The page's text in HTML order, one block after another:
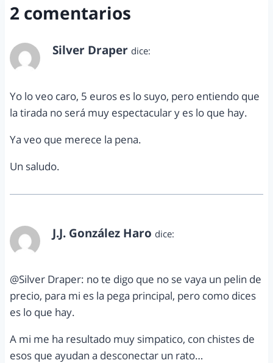
2 comentarios
Silver Draper dice:
Yo lo veo caro, 5 euros es lo suyo, pero entiendo que
la tirada no será muy espectacular y es lo que hay.
Ya veo que merece la pena.
Un saludo.
J.J. González Haro dice:
@Silver Draper: no te digo que no se vaya un pelin de
precio, para mi es la pega principal, pero como dices
es lo que hay.
A mi me ha resultado muy simpatico, con chistes de
esos que ayudan a desconectar un rato…